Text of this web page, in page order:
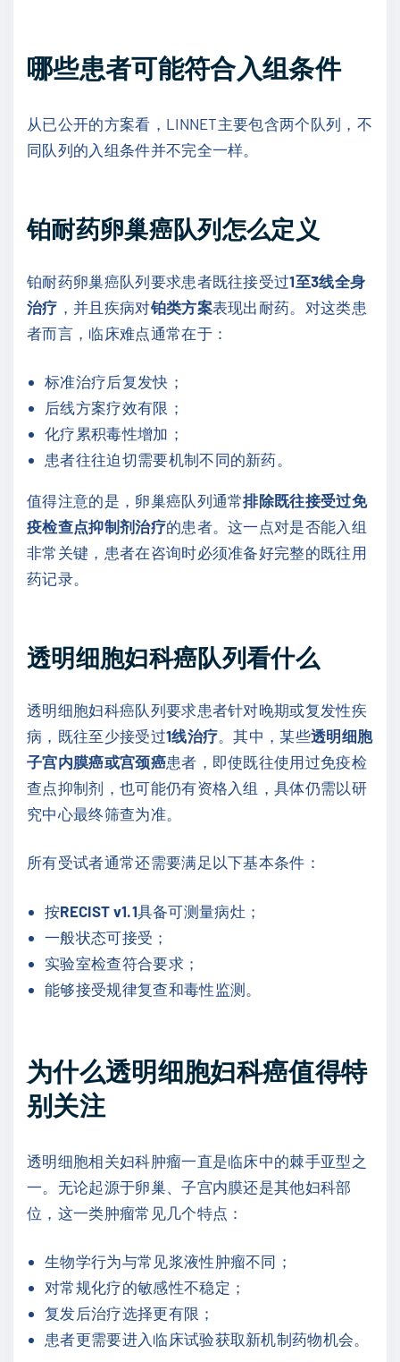
哪些患者可能符合入组条件
从已公开的方案看，LINNET主要包含两个队列，不
同队列的入组条件并不完全一样。
铂耐药卵巢癌队列怎么定义
铂耐药卵巢癌队列要求患者既往接受过1至3线全身
治疗 ，并且疾病对铂类方案表现出耐药。对这类患
者而言，临床难点通常在于：
标准治疗后复发快；
后线方案疗效有限；
化疗累积毒性增加；
患者往往迫切需要机制不同的新药。
值得注意的是，卵巢癌队列通常排除既往接受过免
疫检查点抑制剂治疗的患者。这一点对是否能入组
非常关键，患者在咨询时必须准备好完整的既往用
药记录。
透明细胞妇科癌队列看什么
透明细胞妇科癌队列要求患者针对晚期或复发性疾
病，既往至少接受过1线治疗 。其中，某些透明细胞
子宫内膜癌或宫颈癌患者，即使既往使用过免疫检
查点抑制剂，也可能仍有资格入组，具体仍需以研
究中心最终筛查为准。
所有受试者通常还需要满足以下基本条件：
按RECIST v1.1具备可测量病灶；
一般状态可接受；
实验室检查符合要求；
能够接受规律复查和毒性监测。
为什么透明细胞妇科癌值得特
别关注
透明细胞相关妇科肿瘤一直是临床中的棘手亚型之
一。无论起源于卵巢、子宫内膜还是其他妇科部
位，这一类肿瘤常见几个特点：
生物学行为与常见浆液性肿瘤不同；
对常规化疗的敏感性不稳定；
复发后治疗选择更有限；
患者更需要进入临床试验获取新机制药物机会。